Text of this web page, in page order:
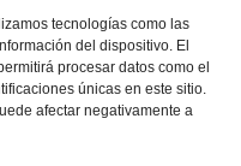
tecnologías como las
del dispositivo. El
procesar datos como el
únicas en este sitio.
afectar negativamente a
C F